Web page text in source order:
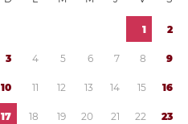
1 2
3 4 5 6 7 8 9
10 11 12 13 14 15 16
17 18 19 20 21 22 23